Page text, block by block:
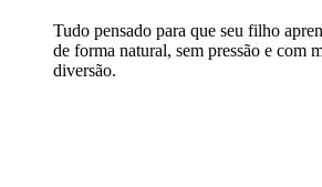
Tudo pensado para que seu filho
de forma natural, sem pressão e com
diversão.